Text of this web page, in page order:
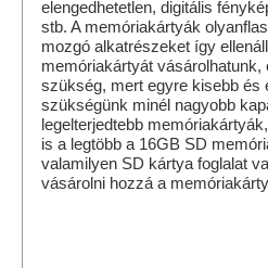
elengedhetetlen, digitális
stb. A memóriakártyák
mozgó alkatrészeket így
memóriakártyát
szükség, mert egyre kisebb és
szükségünk minél nagyobb
legelterjedtebb
is a legtöbb a 16GB SD
valamilyen SD kártya foglalat
vásárolni hozzá a